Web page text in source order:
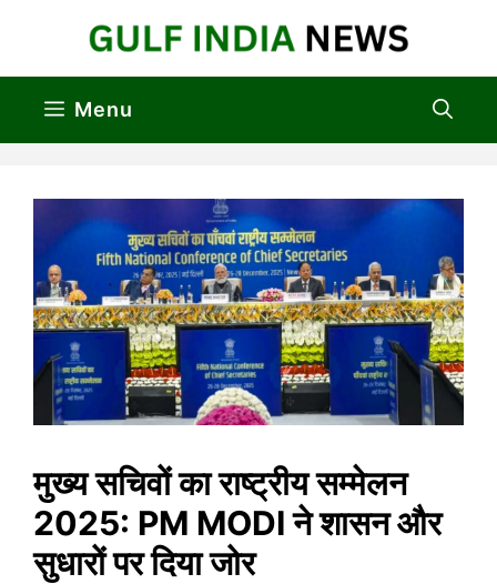
Menu
मुख्य सचिवों का राष्ट्रीय सम्मेलन
2025: PM MODI ने शासन और
सुधारों पर दिया जोर